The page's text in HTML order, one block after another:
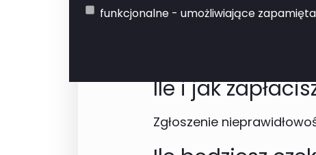
funkcjonalne - umożliwiające
Kiedy wypełnić
Niezwołocznie po
Ile i jak
Zgłoszenie